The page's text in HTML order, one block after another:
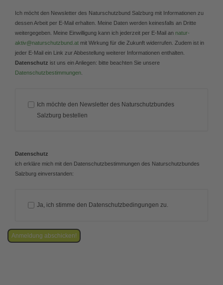
Ich möcht den Newsletter des Naturschutzbund Salzburg mit Informationen zu
dessen Arbeit per E-Mail erhalten. Meine Daten werden keinesfalls an Dritte
weitergegeben. Meine Einwilligung kann ich jederzeit per E-Mail an natur-
aktiv@naturschutzbund.at mit Wirkung für die Zukunft widerrufen. Zudem ist in
jeder E-Mail ein Link zur Abbestellung weiterer Informationen enthalten.
Datenschutz ist uns ein Anliegen: bitte beachten Sie unsere
Datenschutzbestimmungen.
Ich möchte den Newsletter des Naturschutzbundes
Salzburg bestellen
Datenschutz
ich erkläre mich mit den Datenschutzbestimmungen des Naturschutzbundes
Salzburg einverstanden:
Ja, ich stimme den Datenschutzbedingungen zu.
Anmeldung abschicken!